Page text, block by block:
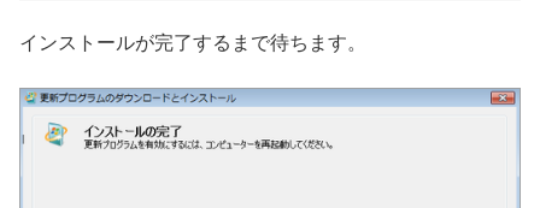
インストールが完了するまで待ちます。